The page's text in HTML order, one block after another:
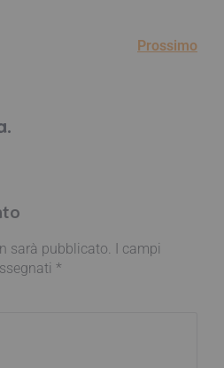
Prossimo
sarà pubblicato. I campi
*